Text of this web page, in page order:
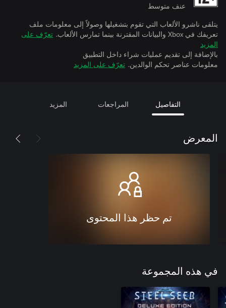
عنف متوسط
يتلقى ناشرو الألعاب التي تقوم بتشغيلها وصولاً إلى معلومات ملف
تعريفك في Xbox والبيانات المقترنة بينما تمارس الألعاب.
تعرّف على
المزيد
بالإضافة إلى تقديم عمليات شراء داخل التطبيق
معلومات عناصر تحكم الوالدين. تعرّف على المزيد
التفاصيل المراجعات المزيد
المعرض
تم حظر هذا المحتوى
في هذه المجموعة